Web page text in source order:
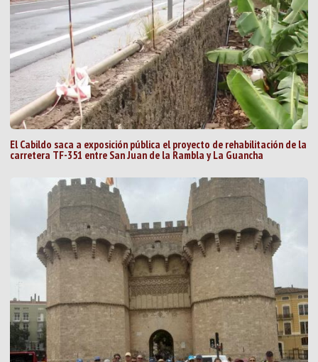
El Cabildo saca a exposición pública el proyecto de rehabilitación de la
carretera TF-351 entre San Juan de la Rambla y La Guancha